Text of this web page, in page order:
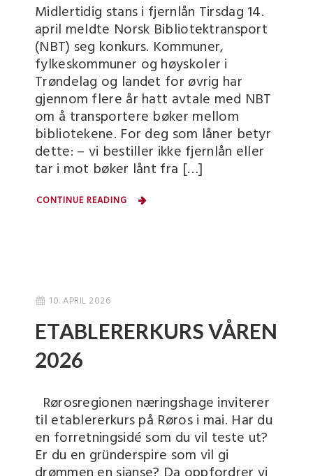
Midlertidig stans i fjernlån Tirsdag 14.
april meldte Norsk Bibliotektransport
(NBT) seg konkurs. Kommuner,
fylkeskommuner og høyskoler i
Trøndelag og landet for øvrig har
gjennom flere år hatt avtale med NBT
om å transportere bøker mellom
bibliotekene. For deg som låner betyr
dette: – vi bestiller ikke fjernlån eller
tar i mot bøker lånt fra […]
CONTINUE READING
10. APRIL 2026
ETABLERERKURS VÅREN
2026
Rørosregionen næringshage inviterer
til etablererkurs på Røros i mai. Har du
en forretningsidé som du vil teste ut?
Er du en gründerspire som vil gi